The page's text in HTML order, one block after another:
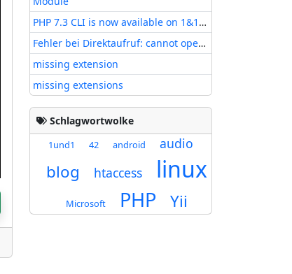
PHP 7.3 CLI is now available on 1&1 shared hosting!
Fehler bei Direktaufruf: cannot open shared object file
missing extension
missing extensions
Schlagwortwolke
1und1 42 android audio
blog htaccess linux
Microsoft PHP Yii